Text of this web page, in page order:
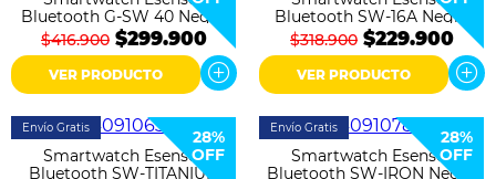
Cuidado
Accesorios
Bluetooth G-SW 40 Negro
$416.900 $299.900
VER PRODUCTO
Bluetooth SW-16A Negro
$318.900 $229.900
VER PRODUCTO
Envío Gratis
28%
OFF
Smartwatch Esenses
Bluetooth SW-TITANIUM
Envío Gratis
28%
OFF
Smartwatch Esenses
Bluetooth SW-IRON Negro